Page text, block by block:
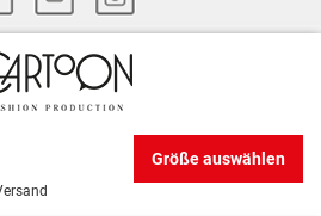
Größe auswählen
DATENSCHUTZ
WIDERRUFSRECHT